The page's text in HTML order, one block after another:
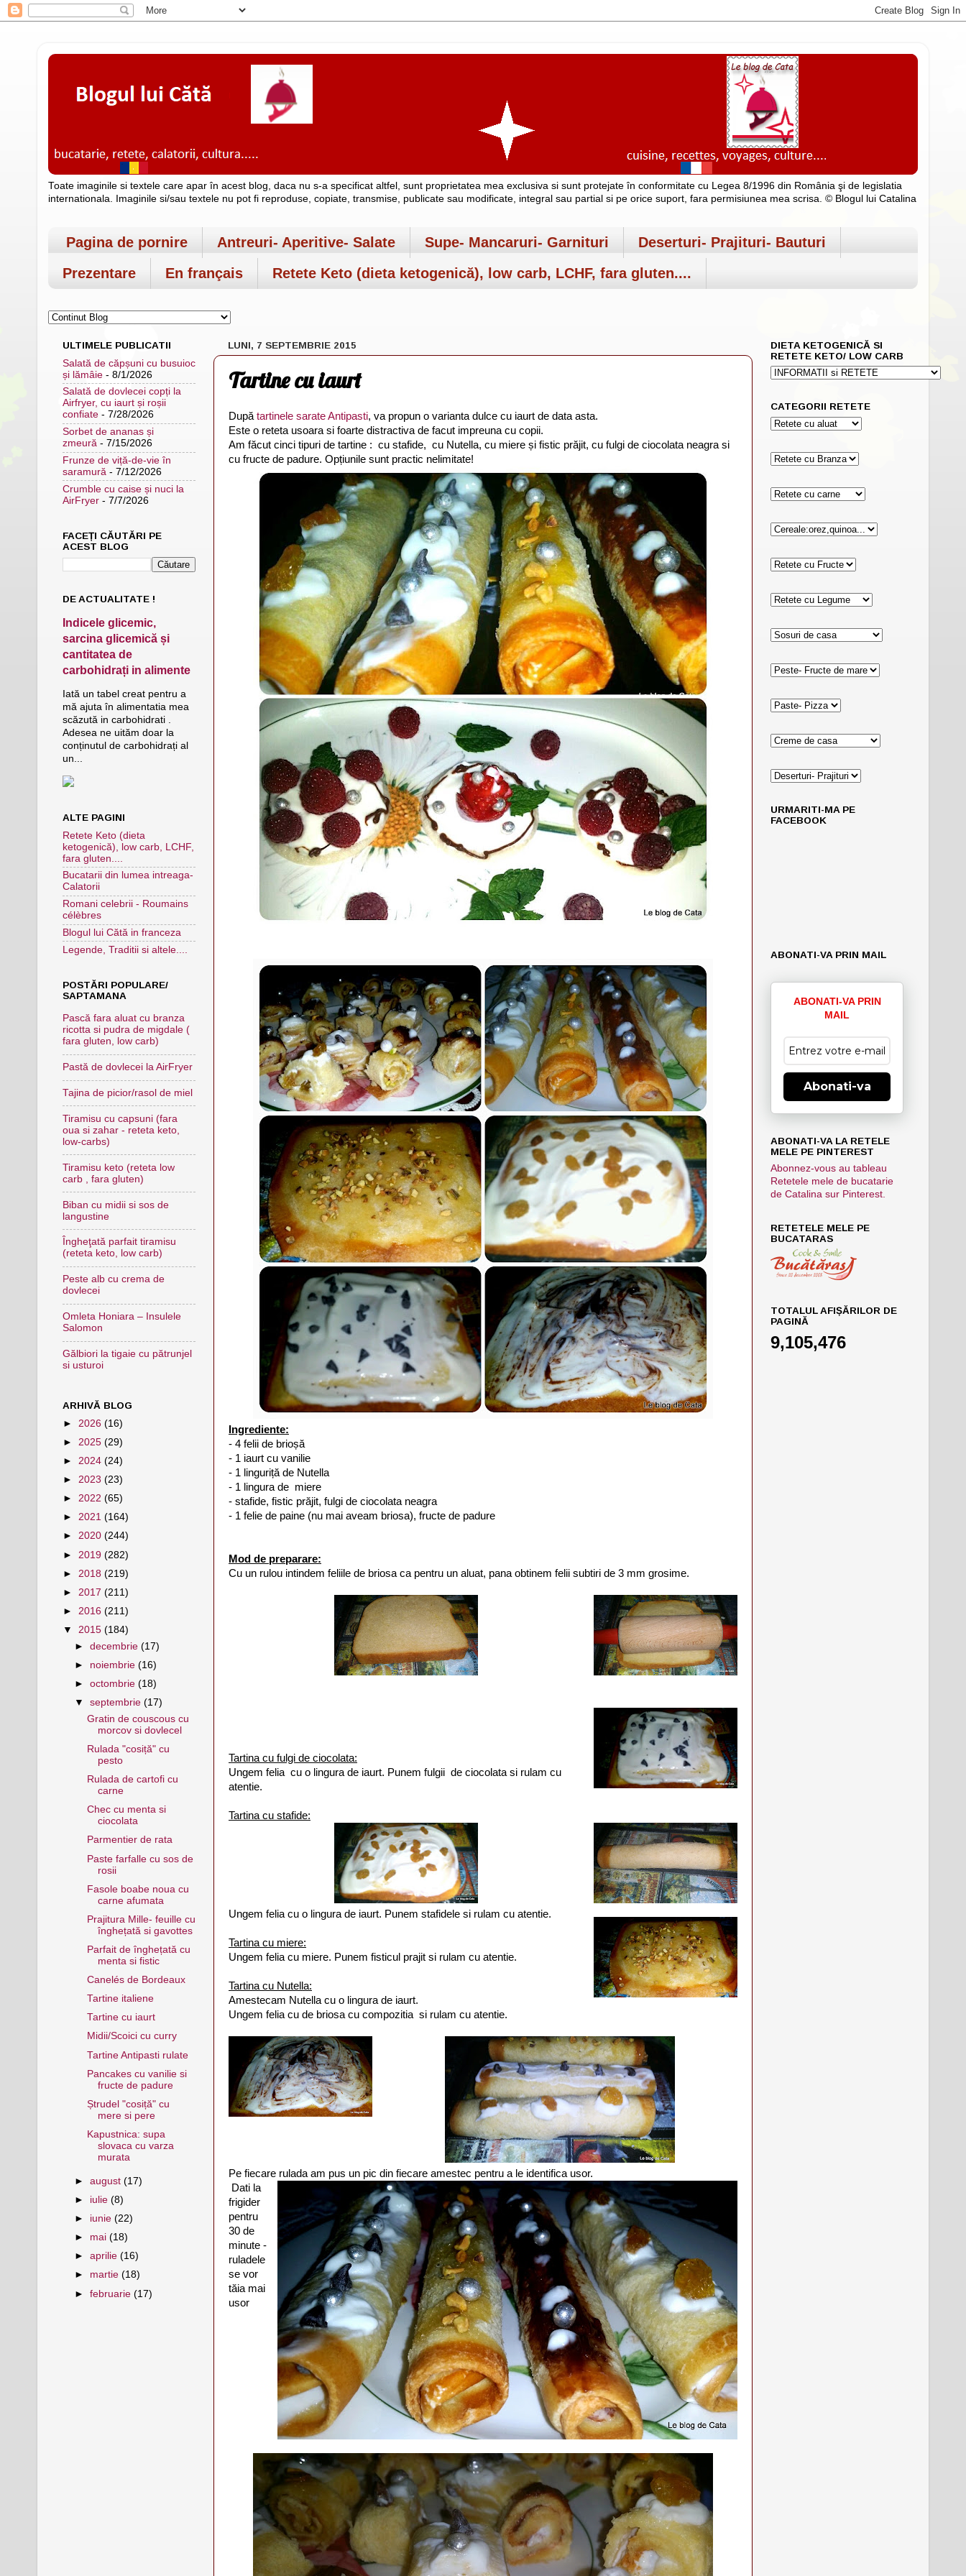
Toate imaginile si textele care apar în acest blog, daca nu s-a specificat altfel, sunt proprietatea mea exclusiva si sunt protejate în conformitate cu Legea 8/1996 din România şi de legislatia
internationala. Imaginile si/sau textele nu pot fi reproduse, copiate, transmise, publicate sau modificate, integral sau partial si pe orice suport, fara permisiunea mea scrisa. © Blogul lui Catalina
Pagina de pornire Antreuri- Aperitive- Salate Supe- Mancaruri- Garnituri
Deserturi- Prajituri- Bauturi
Prezentare
En français Retete Keto (dieta ketogenică), low carb, LCHF, fara gluten....
LUNI, 7 SEPTEMBRIE 2015
Tartine cu iaurt
După tartinele sarate Antipasti, va propun o varianta dulce cu iaurt de data asta.
Este o reteta usoara si foarte distractiva de facut impreuna cu copii.
Am făcut cinci tipuri de tartine : cu stafide, cu Nutella, cu miere și fistic prăjit, cu fulgi de ciocolata neagra si
cu fructe de padure. Opțiunile sunt practic nelimitate!
Ingrediente:
- 4 felii de brioșă
- 1 iaurt cu vanilie
- 1 linguriță de Nutella
- 1 lingura de miere
- stafide, fistic prăjit, fulgi de ciocolata neagra
- 1 felie de paine (nu mai aveam briosa), fructe de padure
Mod de preparare:
Cu un rulou intindem feliile de briosa ca pentru un aluat, pana obtinem felii subtiri de 3 mm grosime.
Tartina cu fulgi de ciocolata:
Ungem felia cu o lingura de iaurt. Punem fulgii de ciocolata si rulam cu
atentie.
Tartina cu stafide:
Ungem felia cu o lingura de iaurt. Punem stafidele si rulam cu atentie.
Tartina cu miere:
Ungem felia cu miere. Punem fisticul prajit si rulam cu atentie.
Tartina cu Nutella:
Amestecam Nutella cu o lingura de iaurt.
Ungem felia cu de briosa cu compozitia si rulam cu atentie.
Pe fiecare rulada am pus un pic din fiecare amestec pentru a le identifica usor.
Dati la
frigider
pentru
30 de
minute -
ruladele
se vor
tăia mai
usor
ULTIMELE PUBLICATII
Salată de căpșuni cu busuioc
și lămâie - 8/1/2026
Salată de dovlecei copți la
Airfryer, cu iaurt și roșii
confiate - 7/28/2026
Sorbet de ananas și
zmeură - 7/15/2026
Frunze de viță-de-vie în
saramură - 7/12/2026
Crumble cu caise și nuci la
AirFryer - 7/7/2026
FACEȚI CĂUTĂRI PE
ACEST BLOG
DE ACTUALITATE !
Indicele glicemic,
sarcina glicemică și
cantitatea de
carbohidrați in alimente
Iată un tabel creat pentru a
mă ajuta în alimentatia mea
scăzută in carbohidrati .
Adesea ne uităm doar la
conținutul de carbohidrați al
un...
ALTE PAGINI
Retete Keto (dieta
ketogenică), low carb, LCHF,
fara gluten....
Bucatarii din lumea intreaga-
Calatorii
Romani celebrii - Roumains
célèbres
Blogul lui Cătă in franceza
Legende, Traditii si altele....
POSTĂRI POPULARE/
SAPTAMANA
Pască fara aluat cu branza
ricotta si pudra de migdale (
fara gluten, low carb)
Pastă de dovlecei la AirFryer
Tajina de picior/rasol de miel
Tiramisu cu capsuni (fara
oua si zahar - reteta keto,
low-carbs)
Tiramisu keto (reteta low
carb , fara gluten)
Biban cu midii si sos de
langustine
Îngheţată parfait tiramisu
(reteta keto, low carb)
Peste alb cu crema de
dovlecei
Omleta Honiara – Insulele
Salomon
Gălbiori la tigaie cu pătrunjel
si usturoi
ARHIVĂ BLOG
► 2026 (16)
► 2025 (29)
► 2024 (24)
► 2023 (23)
► 2022 (65)
► 2021 (164)
► 2020 (244)
► 2019 (282)
► 2018 (219)
► 2017 (211)
► 2016 (211)
▼ 2015 (184)
►decembrie(17)
► noiembrie(16)
►octombrie(18)
▼septembrie(17)
Gratin de couscous cu
morcov si dovlecel
Rulada "cosiță" cu
pesto
Rulada de cartofi cu
carne
Chec cu menta si
ciocolata
Parmentier de rata
Paste farfalle cu sos de
rosii
Fasole boabe noua cu
carne afumata
Prajitura Mille- feuille cu
înghețată si gavottes
Parfait de înghețată cu
menta si fistic
Canelés de Bordeaux
Tartine italiene
Tartine cu iaurt
Midii/Scoici cu curry
Tartine Antipasti rulate
Pancakes cu vanilie si
fructe de padure
Ștrudel "cosiță" cu
mere si pere
Kapustnica: supa
slovaca cu varza
murata
►august(17)
► iulie(8)
► iunie(22)
► mai(18)
►aprilie(16)
► martie(18)
►februarie(17)
DIETA KETOGENICĂ SI
RETETE KETO/ LOW CARB
CATEGORII RETETE
URMARITI-MA PE
FACEBOOK
ABONATI-VA PRIN MAIL
ABONATI-VA PRIN
MAIL
Abonati-va
ABONATI-VA LA RETELE
MELE PE PINTEREST
Abonnez-vous au tableau
Retetele mele de bucatarie
de Catalina sur Pinterest.
RETETELE MELE PE
BUCATARAS
TOTALUL AFIȘĂRILOR DE
PAGINĂ
9,105,476